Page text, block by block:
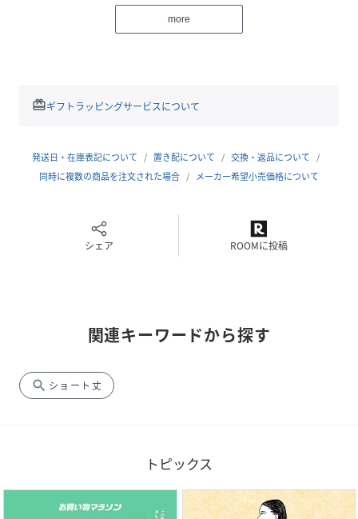
さらに、軽量で動きやすくデイリーユースにぴったり。
アイボリー・グレー・チャコール・ブラックの４色展開で、
る場合がございますので、詳細のズームアップ画像をご確認
♢サイズは、測定方法と測定者によって誤差があります。素
材に応じて1cm～3cmまでの差も生じます。予めご了承くだ
♢ブランド説明
【Chikashitsu+/チカシツプラス】
ムがリーズナブルな価格で手に入ります。
ない新鋭ブランドや韓国デザイナーズブランドも数多く取り
揃えており、ストリート、モード、カジュアル、綺麗目、シ
一期一会の高揚を感じながらお買い物をお楽しみください。
【お買い物ガイド】
more
redeemギフトラッピングサービスについて
発送日・在庫表記について 置き配について
交換・返品について
同時に複数の商品を注文された場合
メーカー希望小売価格について
シェア ROOMに投稿
関連キーワードから探す
search ショート丈
トピックス